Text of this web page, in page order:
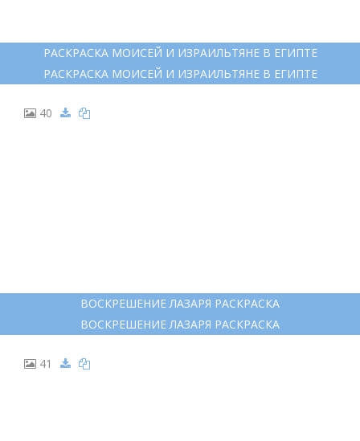
РАСКРАСКА МОИСЕЙ И ИЗРАИЛЬТЯНЕ В ЕГИПТЕ
РАСКРАСКА МОИСЕЙ И ИЗРАИЛЬТЯНЕ В ЕГИПТЕ
40
ВОСКРЕШЕНИЕ ЛАЗАРЯ РАСКРАСКА
ВОСКРЕШЕНИЕ ЛАЗАРЯ РАСКРАСКА
41